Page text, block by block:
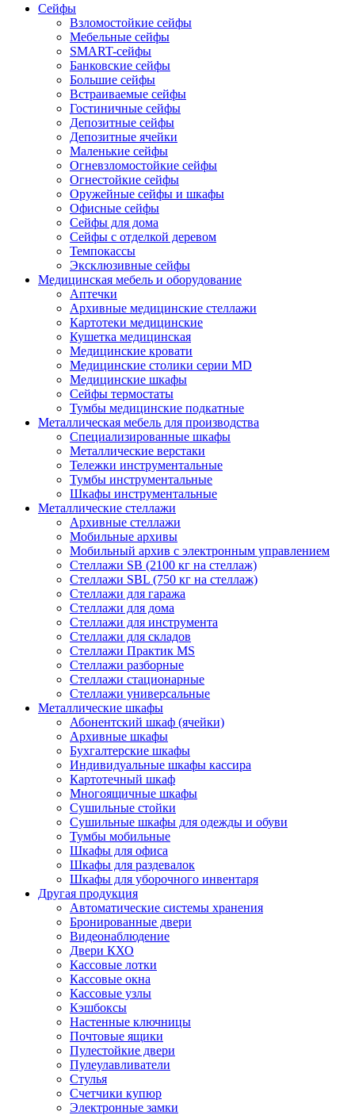
Сейфы
Взломостойкие сейфы
Мебельные сейфы
SMART-сейфы
Банковские сейфы
Большие сейфы
Встраиваемые сейфы
Гостиничные сейфы
Депозитные сейфы
Депозитные ячейки
Маленькие сейфы
Огневзломостойкие сейфы
Огнестойкие сейфы
Оружейные сейфы и шкафы
Офисные сейфы
Сейфы для дома
Сейфы с отделкой деревом
Темпокассы
Эксклюзивные сейфы
Медицинская мебель и оборудование
Аптечки
Архивные медицинские стеллажи
Картотеки медицинские
Кушетка медицинская
Медицинские кровати
Медицинские столики серии MD
Медицинские шкафы
Сейфы термостаты
Тумбы медицинские подкатные
Металлическая мебель для производства
Cпециализированные шкафы
Металлические верстаки
Тележки инструментальные
Тумбы инструментальные
Шкафы инструментальные
Металлические стеллажи
Архивные стеллажи
Мобильные архивы
Мобильный архив с электронным управлением
Стеллажи SB (2100 кг на стеллаж)
Стеллажи SBL (750 кг на стеллаж)
Стеллажи для гаража
Стеллажи для дома
Стеллажи для инструмента
Стеллажи для складов
Стеллажи Практик MS
Стеллажи разборные
Стеллажи стационарные
Стеллажи универсальные
Металлические шкафы
Абонентский шкаф (ячейки)
Архивные шкафы
Бухгалтерские шкафы
Индивидуальные шкафы кассира
Картотечный шкаф
Многоящичные шкафы
Сушильные стойки
Сушильные шкафы для одежды и обуви
Тумбы мобильные
Шкафы для офиса
Шкафы для раздевалок
Шкафы для уборочного инвентаря
Другая продукция
Автоматические системы хранения
Бронированные двери
Видеонаблюдение
Двери КХО
Кассовые лотки
Кассовые окна
Кассовые узлы
Кэшбоксы
Настенные ключницы
Почтовые ящики
Пулестойкие двери
Пулеулавливатели
Стулья
Счетчики купюр
Электронные замки